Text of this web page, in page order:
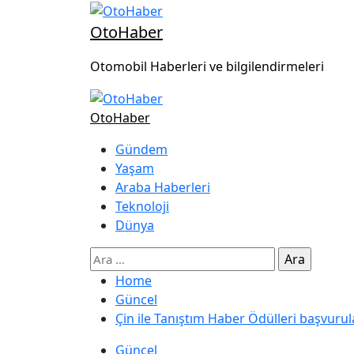
OtoHaber
Otomobil Haberleri ve bilgilendirmeleri
OtoHaber
Gündem
Yaşam
Araba Haberleri
Teknoloji
Dünya
Home
Güncel
Çin ile Tanıştım Haber Ödülleri
Güncel